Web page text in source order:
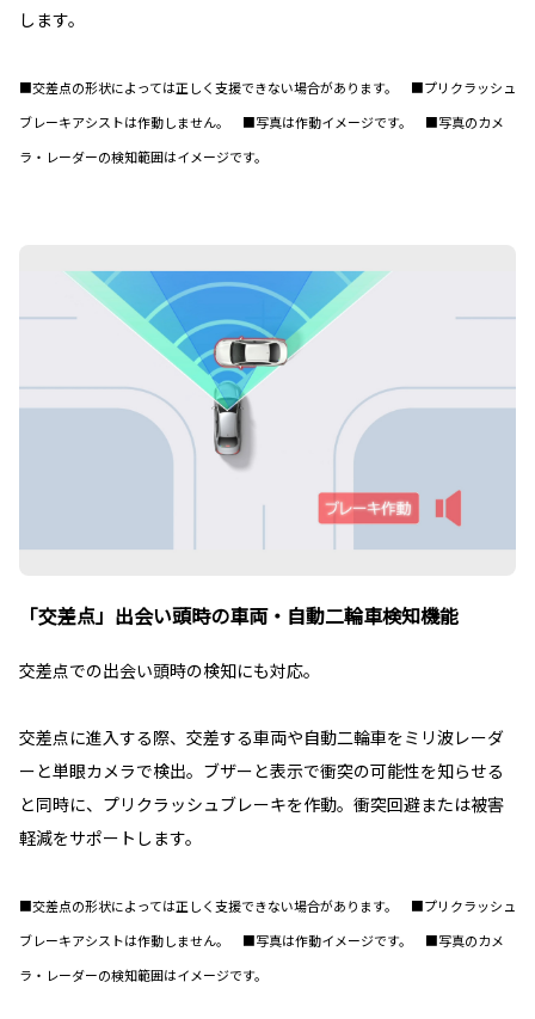
します。
■交差点の形状によっては正しく支援できない場合があります。 ■プリクラッシュ
ブレーキアシストは作動しません。 ■写真は作動イメージです。 ■写真のカメ
ラ・レーダーの検知範囲はイメージです。
「交差点」出会い頭時の車両・自動二輪車検知機能
交差点での出会い頭時の検知にも対応。
交差点に進入する際、交差する車両や自動二輪車をミリ波レーダ
ーと単眼カメラで検出。ブザーと表示で衝突の可能性を知らせる
と同時に、プリクラッシュブレーキを作動。衝突回避または被害
軽減をサポートします。
■交差点の形状によっては正しく支援できない場合があります。 ■プリクラッシュ
ブレーキアシストは作動しません。 ■写真は作動イメージです。 ■写真のカメ
ラ・レーダーの検知範囲はイメージです。